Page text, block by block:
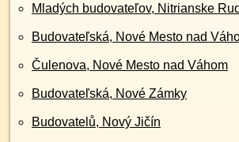
Mladých budovateľov, Nitrianske
Budovateľská, Nové Mesto nad
Čulenova, Nové Mesto nad Váhom
Budovateľská, Nové Zámky
Budovatelů, Nový Jičín